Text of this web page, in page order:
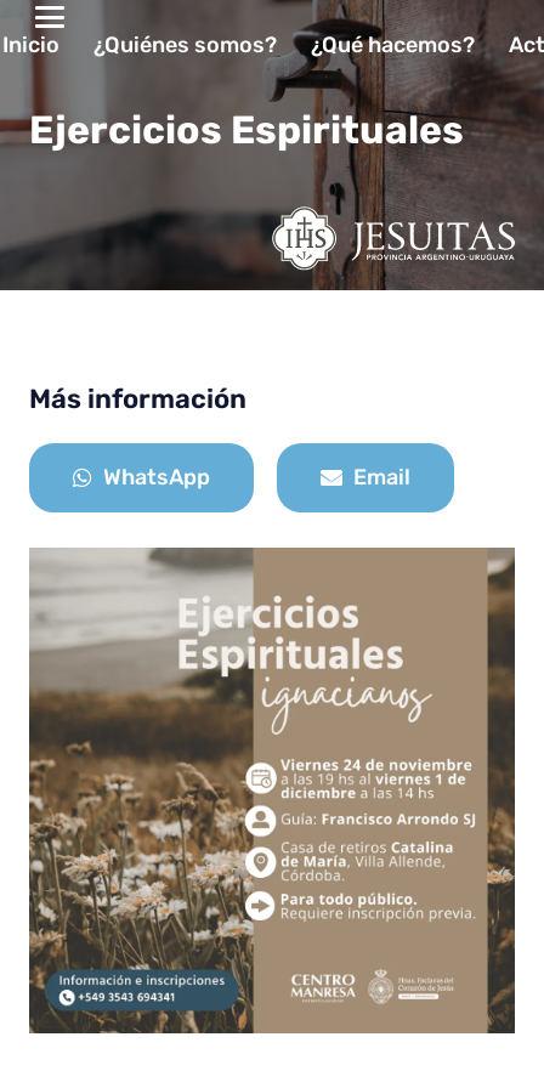
Inicio ¿Quiénes somos? ¿Qué hacemos?
Ejercicios Espirituales
Más información
WhatsApp Email